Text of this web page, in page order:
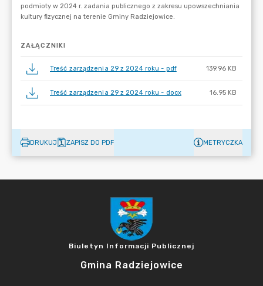
ZAŁĄCZNIKI
Treść zarządzenia 29 z 2024 roku - pdf 139.96 KB
Treść zarządzenia 29 z 2024 roku - docx 16.95 KB
DRUKUJ ZAPISZ DO PDF METRYCZKA
Biuletyn Informacji Publicznej
Gmina Radziejowice